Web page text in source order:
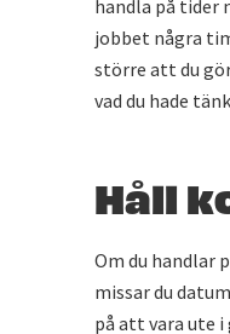
handla på tider
jobbet några
större att du
vad du hade
Håll
Om du handlar
missar du
på att vara ute i